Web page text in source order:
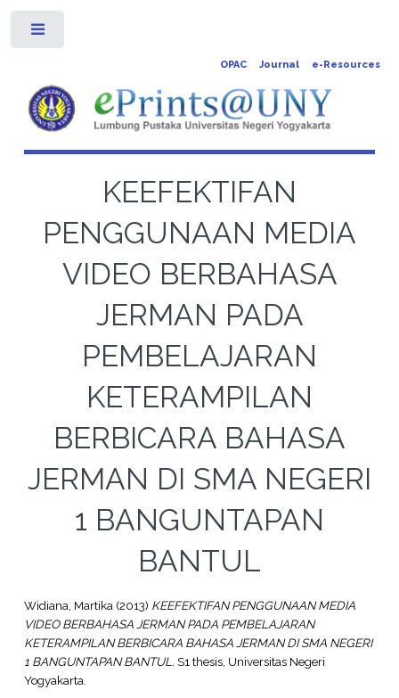
OPAC Journal e-Resources
KEEFEKTIFAN
PENGGUNAAN MEDIA
VIDEO BERBAHASA
JERMAN PADA
PEMBELAJARAN
KETERAMPILAN
BERBICARA BAHASA
JERMAN DI SMA NEGERI
1 BANGUNTAPAN
BANTUL
Widiana, Martika(2013) KEEFEKTIFAN PENGGUNAAN MEDIA
VIDEO BERBAHASA JERMAN PADA PEMBELAJARAN
KETERAMPILAN BERBICARA BAHASA JERMAN DI SMA NEGERI
1 BANGUNTAPAN BANTUL. S1 thesis, Universitas Negeri
Yogyakarta.